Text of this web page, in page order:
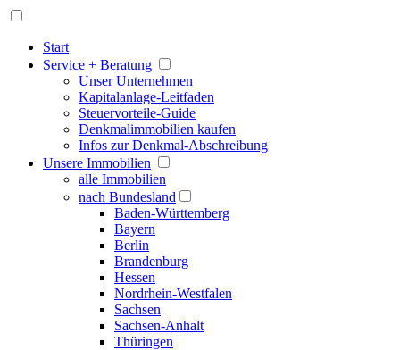
Start
Service + Beratung
Unser Unternehmen
Kapitalanlage-Leitfaden
Steuervorteile-Guide
Denkmalimmobilien kaufen
Infos zur Denkmal-Abschreibung
Unsere Immobilien
alle Immobilien
nach Bundesland
Baden-Württemberg
Bayern
Berlin
Brandenburg
Hessen
Nordrhein-Westfalen
Sachsen
Sachsen-Anhalt
Thüringen